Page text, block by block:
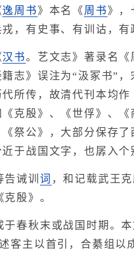
逸周书 》本名《 周书 》，
，有史事、有训诂，有
汉书。艺文志》著录名
志》误注为“汲冢书”
代所传，故清代刊本均
《克殷》、《世俘》、
祭公》，大部分保存了
于战国文字，也孱入个
诫训 词 ，和记载武王
殷》。
秋末或战国时期。本
客主以首引，合綦组